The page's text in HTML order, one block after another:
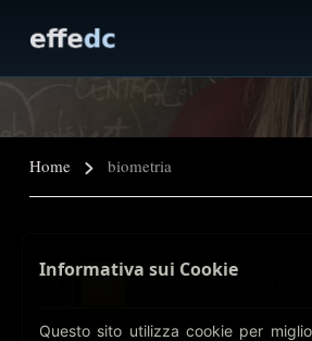
Home biometria
Informativa sui Cookie
Questo sito utilizza cookie per